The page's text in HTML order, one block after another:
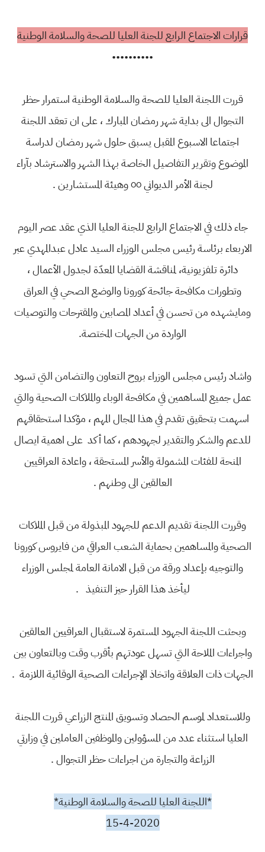
قرارات الاجتماع الرابع للجنة العليا للصحة والسلامة الوطنية
••••••••••
قررت اللجنة العليا للصحة والسلامة الوطنية استمرار حظر
التجوال الى بداية شهر رمضان المبارك ، على ان تعقد اللجنة
اجتماعا الاسبوع المقبل يسبق حلول شهر رمضان لدراسة
الموضوع وتقرير التفاصيل الخاصة بهذا الشهر والاسترشاد بآراء
لجنة الأمر الديواني ٥٥ وهيئة المستشارين .
جاء ذلك في الاجتماع الرابع للجنة العليا الذي عقد عصر اليوم
الاربعاء برئاسة رئيس مجلس الوزراء السيد عادل عبدالمهدي عبر
دائرة تلفزيونية، لمناقشة القضايا المعدّة لجدول الأعمال ،
وتطورات مكافحة جائحة كورونا والوضع الصحي في العراق
ومايشهده من تحسن في أعداد المصابين والمقترحات والتوصيات
الواردة من الجهات المختصة.
واشاد رئيس مجلس الوزراء بروح التعاون والتضامن التي تسود
عمل جميع المساهمين في مكافحة الوباء والملاكات الصحية والتي
اسهمت بتحقيق تقدم في هذا المجال المهم ، مؤكدا استحقاقهم
للدعم والشكر والتقدير لجهودهم ، كما أكد على اهمية ايصال
المنحة للفئات المشمولة والأسر المستحقة ، واعادة العراقيين
العالقين الى وطنهم .
وقررت اللجنة تقديم الدعم للجهود المبذولة من قبل الملاكات
الصحية والمساهمين بحماية الشعب العراقي من فايروس كورونا
والتوجيه بإعداد ورقة من قبل الامانة العامة لمجلس الوزراء
ليأخذ هذا القرار حيز التنفيذ .
وبحثت اللجنة الجهود المستمرة لاستقبال العراقيين العالقين
واجراءات الملاحة التي تسهل عودتهم بأقرب وقت وبالتعاون بين
الجهات ذات العلاقة واتخاذ الإجراءات الصحية الوقائية اللازمة .
وللاستعداد لموسم الحصاد وتسويق المنتج الزراعي قررت اللجنة
العليا استثناء عدد من المسؤولين والموظفين العاملين في وزارتي
الزراعة والتجارة من اجراءات حظر التجوال .
*اللجنة العليا للصحة والسلامة الوطنية*
15-4-2020